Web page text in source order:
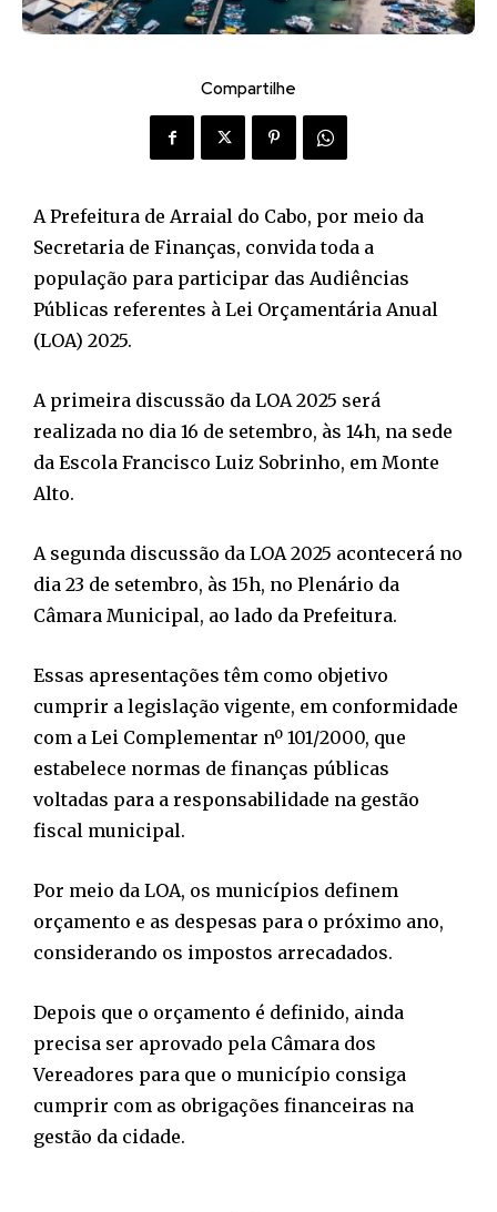
Compartilhe
A Prefeitura de Arraial do Cabo, por meio da
Secretaria de Finanças, convida toda a
população para participar das Audiências
Públicas referentes à Lei Orçamentária Anual
(LOA) 2025.
A primeira discussão da LOA 2025 será
realizada no dia 16 de setembro, às 14h, na sede
da Escola Francisco Luiz Sobrinho, em Monte
Alto.
A segunda discussão da LOA 2025 acontecerá no
dia 23 de setembro, às 15h, no Plenário da
Câmara Municipal, ao lado da Prefeitura.
Essas apresentações têm como objetivo
cumprir a legislação vigente, em conformidade
com a Lei Complementar nº 101/2000, que
estabelece normas de finanças públicas
voltadas para a responsabilidade na gestão
fiscal municipal.
Por meio da LOA, os municípios definem
orçamento e as despesas para o próximo ano,
considerando os impostos arrecadados.
Depois que o orçamento é definido, ainda
precisa ser aprovado pela Câmara dos
Vereadores para que o município consiga
cumprir com as obrigações financeiras na
gestão da cidade.